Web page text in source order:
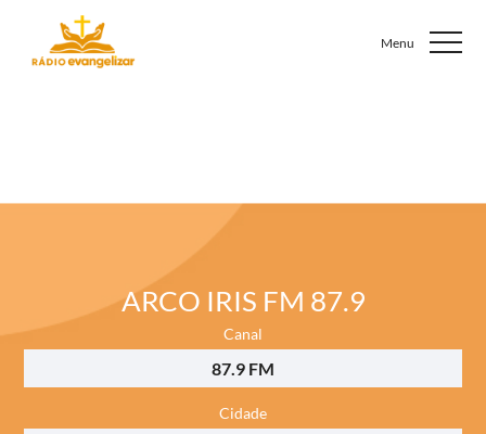
ARCO IRIS FM 87.9
Canal
87.9 FM
Cidade